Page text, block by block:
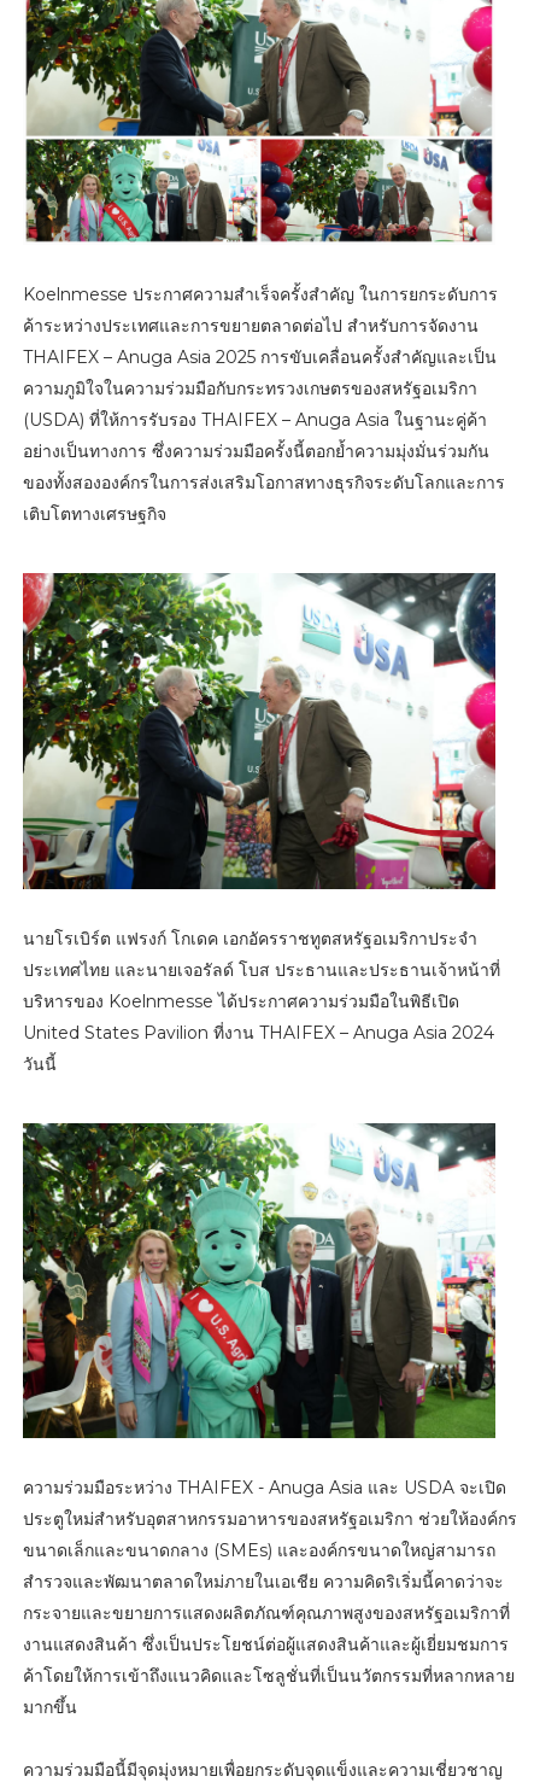
Koelnmesse ประกาศความสำเร็จครั้งสำคัญ ในการยกระดับการ
ค้าระหว่างประเทศและการขยายตลาดต่อไป สำหรับการจัดงาน
THAIFEX – Anuga Asia 2025 การขับเคลื่อนครั้งสำคัญและเป็น
ความภูมิใจในความร่วมมือกับกระทรวงเกษตรของสหรัฐอเมริกา
(USDA) ที่ให้การรับรอง THAIFEX – Anuga Asia ในฐานะคู่ค้า
อย่างเป็นทางการ ซึ่งความร่วมมือครั้งนี้ตอกย้ำความมุ่งมั่นร่วมกัน
ของทั้งสององค์กรในการส่งเสริมโอกาสทางธุรกิจระดับโลกและการ
เติบโตทางเศรษฐกิจ
นายโรเบิร์ต แฟรงก์ โกเดค เอกอัครราชทูตสหรัฐอเมริกาประจำ
ประเทศไทย และนายเจอรัลด์ โบส ประธานและประธานเจ้าหน้าที่
บริหารของ Koelnmesse ได้ประกาศความร่วมมือในพิธีเปิด
United States Pavilion ที่งาน THAIFEX – Anuga Asia 2024
วันนี้
ความร่วมมือระหว่าง THAIFEX - Anuga Asia และ USDA จะเปิด
ประตูใหม่สำหรับอุตสาหกรรมอาหารของสหรัฐอเมริกา ช่วยให้องค์กร
ขนาดเล็กและขนาดกลาง (SMEs) และองค์กรขนาดใหญ่สามารถ
สำรวจและพัฒนาตลาดใหม่ภายในเอเชีย ความคิดริเริ่มนี้คาดว่าจะ
กระจายและขยายการแสดงผลิตภัณฑ์คุณภาพสูงของสหรัฐอเมริกาที่
งานแสดงสินค้า ซึ่งเป็นประโยชน์ต่อผู้แสดงสินค้าและผู้เยี่ยมชมการ
ค้าโดยให้การเข้าถึงแนวคิดและโซลูชั่นที่เป็นนวัตกรรมที่หลากหลาย
มากขึ้น
ความร่วมมือนี้มีจุดมุ่งหมายเพื่อยกระดับจุดแข็งและความเชี่ยวชาญ